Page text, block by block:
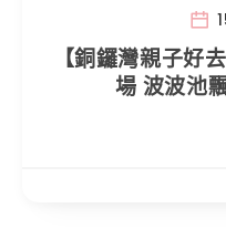
【銅鑼灣親子好
場 波波池